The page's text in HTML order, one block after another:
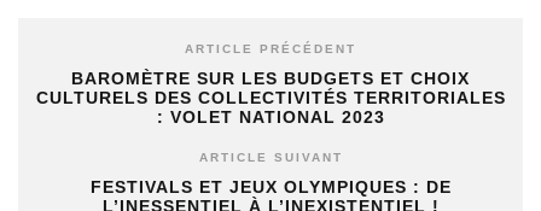
ARTICLE PRÉCÉDENT
BAROMÈTRE SUR LES BUDGETS ET CHOIX
CULTURELS DES COLLECTIVITÉS TERRITORIALES
: VOLET NATIONAL 2023
ARTICLE SUIVANT
FESTIVALS ET JEUX OLYMPIQUES : DE
L’INESSENTIEL À L’INEXISTENTIEL !